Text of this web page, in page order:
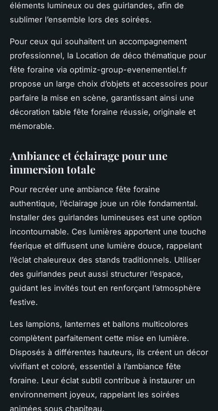
éléments lumineux ou des guirlandes, afin de
sublimer l’ensemble lors des soirées.
Pour ceux qui souhaitent un accompagnement
professionnel, la Location de déco thématique pour
fête foraine via optimiz-group-evenementiel.fr
propose un large choix d’objets et accessoires pour
parfaire la mise en scène, garantissant ainsi une
décoration table fête foraine réussie, originale et
mémorable.
Ambiance et éclairage pour une
immersion totale
Pour recréer une ambiance fête foraine
authentique, l’éclairage joue un rôle fondamental.
Installer des guirlandes lumineuses est une option
incontournable. Ces lumières apportent une touche
féerique et diffusent une lumière douce, rappelant
l’éclat chaleureux des stands traditionnels. Utiliser
des guirlandes peut aussi structurer l’espace,
guidant les invités tout en renforçant l’atmosphère
festive.
Les lampions, lanternes et ballons multicolores
complètent parfaitement cette mise en lumière.
Disposés à différentes hauteurs, ils créent un décor
vivifiant et coloré, essentiel à l’ambiance fête
foraine. Leur éclat subtil contribue à instaurer un
environnement joyeux, rappelant les soirées
animées sous chapiteau.